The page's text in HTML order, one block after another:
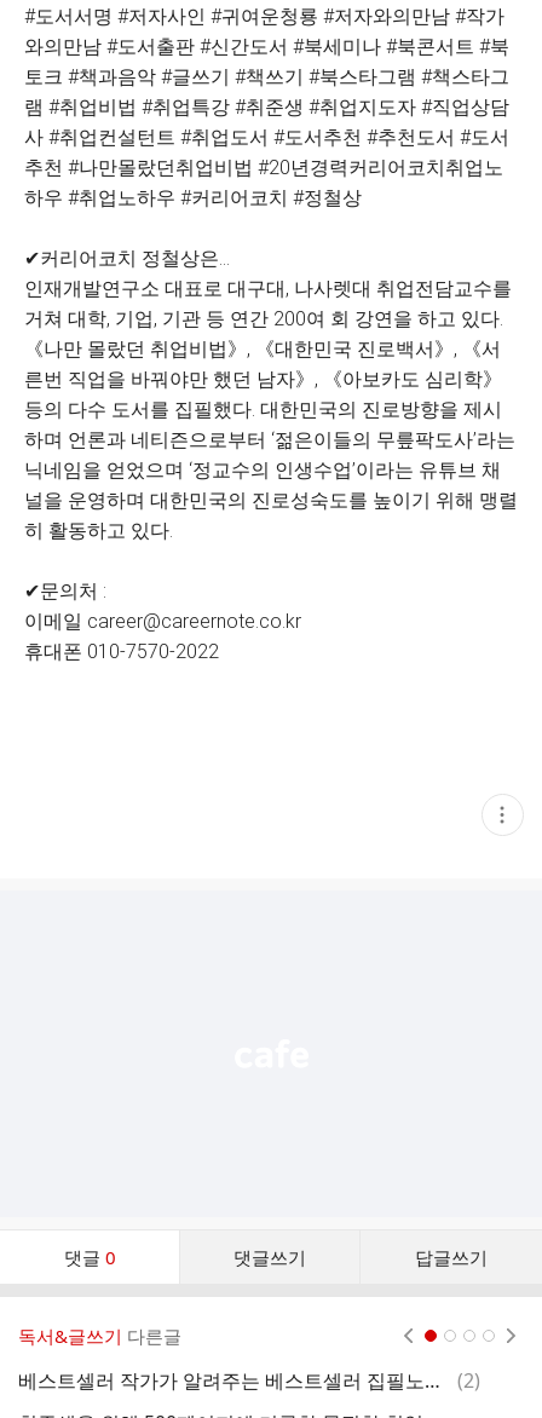
#도서서명 #저자사인 #귀여운청룡 #저자와의만남 #작가
와의만남 #도서출판 #신간도서 #북세미나 #북콘서트 #북
토크 #책과음악 #글쓰기 #책쓰기 #북스타그램 #책스타그
램 #취업비법 #취업특강 #취준생 #취업지도자 #직업상담
사 #취업컨설턴트 #취업도서 #도서추천 #추천도서 #도서
추천 #나만몰랐던취업비법 #20년경력커리어코치취업노
하우 #취업노하우 #커리어코치 #정철상
✔커리어코치 정철상은...
인재개발연구소 대표로 대구대, 나사렛대 취업전담교수를
거쳐 대학, 기업, 기관 등 연간 200여 회 강연을 하고 있다.
《나만 몰랐던 취업비법》, 《대한민국 진로백서》, 《서
른번 직업을 바꿔야만 했던 남자》, 《아보카도 심리학》
등의 다수 도서를 집필했다. 대한민국의 진로방향을 제시
하며 언론과 네티즌으로부터 ‘젊은이들의 무릎팍도사’라는
닉네임을 얻었으며 ‘정교수의 인생수업’이라는 유튜브 채
널을 운영하며 대한민국의 진로성숙도를 높이기 위해 맹렬
히 활동하고 있다.
✔문의처 :
이메일 career@careernote.co.kr
휴대폰 010-7570-2022
현
재
댓글 0 댓글쓰기 답글쓰기
댓
독서&글쓰기 다른글
베스트셀러 작가가 알려주는 베스트셀러 집필노하우
댓
(2)